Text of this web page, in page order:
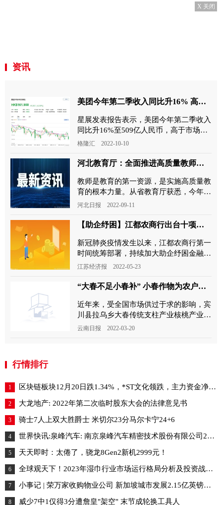
X 关闭
资讯
美团今年第二季收入同比升16% 高于市场预期10%
星展发表报告表示，美团今年第二季收入
同比升16%至509亿人民币，高于市场预
期10%，经调整纯利录21亿人民币，优于
格隆汇 2022-10-10
河北教育厅：全面推进高质量教师队伍建设 加大中小学教师培训力度
教师是教育的第一资源，是实施高质量教
育的根本力量。从省教育厅获悉，今年以
来，我省切实提升教师队伍质量，改善教
河北日报 2022-09-11
【助企纾困】江都农商行出台十项措施助力企业复工复产
新冠肺炎疫情发生以来，江都农商行第一
时间统筹部署，持续加大助企纾困金融支
持力度，提升常态化疫情防控和支持企业
江苏经济报 2022-05-23
“大春不足小春补” 小春作物为农户打开增收新路
近年来，受全国市场供过于求的影响，宾
川县拉乌乡大春传统支柱产业核桃产业颓
势明显。拉乌乡党委、乡政府积极思变，
云南日报 2022-03-20
行情排行
1 区块链板块12月20日跌1.34%，*ST文化领跌，主力资金净流出20.26亿元_动态
2 大龙地产: 2022年第二次临时股东大会的法律意见书
3 骑士7人上双大胜爵士 米切尔23分马尔卡宁24+6
4 世界快讯:泉峰汽车: 南京泉峰汽车精密技术股份有限公司2021年公开发行可转换公司债券第二次临时受托管理事务报告（2022年度）
5 天天即时：太倦了，骁龙8Gen2新机2999元！
6 全球观天下！2023年湿巾行业市场运行格局分析及投资战略可行性前景预测报告
7 小事记 | 荣万家收购物业公司 新加坡城市发展2.15亿英镑再收购学生公寓 当前聚焦
8 威少7中1仅得3分遭詹皇"架空" 末节成轮换工具人